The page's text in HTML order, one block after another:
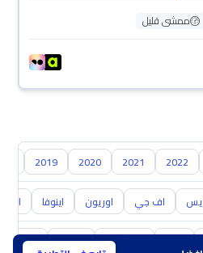
ممشى قليل
2022
2021
2020
2019
اف جي اوريون اينوفا ايكو
مازدا سوزوكي هافال GAC